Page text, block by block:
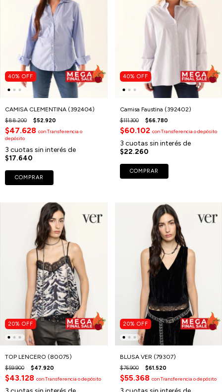
40% OFF
CAMISA CLEMENTINA (392404)
$88.200 $52.920
$47.628 conTransferencia o
depósito
3 cuotas sin interés de
$17.640
COMPRAR
40% OFF
Camisa Faustina (392402)
$111.300 $66.780
$60.102 conTransferencia o depósito
3 cuotas sin interés de
$22.260
COMPRAR
20% OFF
TOP LENCERO (80075)
$59.900 $47.920
$43.128 conTransferencia o depósito
20% OFF
BLUSA VER (79307)
$76.900 $61.520
$55.368 conTransferencia o depósito